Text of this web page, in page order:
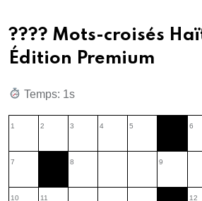
???? Mots-croisés
Édition Premium
Temps: 2s
1 2 3 4 5 6
7 8 9
10 11 12